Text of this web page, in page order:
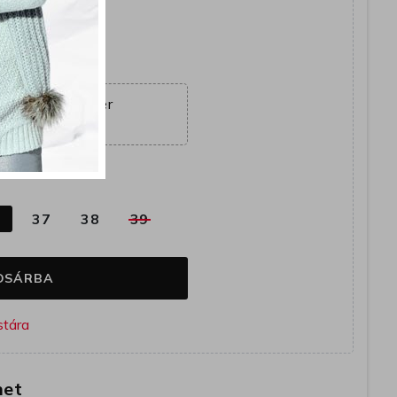
ajánlat véget ér
22:30:55
37 38 39